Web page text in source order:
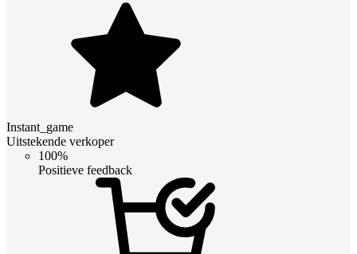
Instant_game
Uitstekende verkoper
100%
Positieve feedback